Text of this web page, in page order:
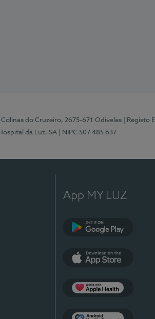
do Cruzeiro, 2675-671 Odivelas | Registo
Hospital da Luz, SA
| NIPC 507 485 637
App MY LUZ